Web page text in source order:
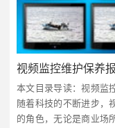
视频监控维护保养
本文目录导读：视频监
随着科技的不断进步，
的角色，无论是商业场